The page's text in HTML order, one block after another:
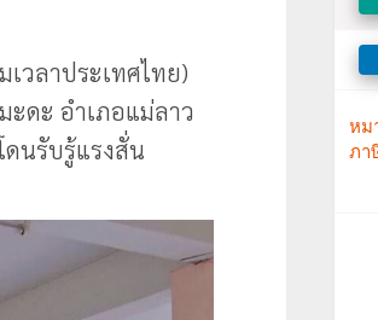
วลาประเทศไทย)
ดะ อำเภอแม่ลาว
ดนรับรู้แรงสั่น